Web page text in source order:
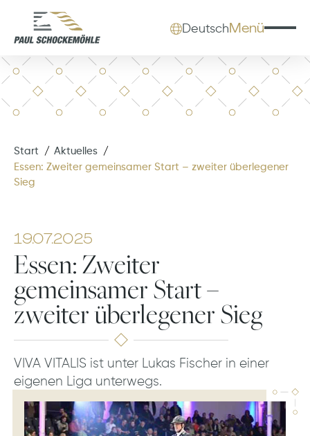
DeutschMenü
Start
Aktuelles
Essen: Zweiter gemeinsamer Start – zweiter überlegener
Sieg
19.07.2025
Essen: Zweiter
gemeinsamer Start –
zweiter überlegener Sieg
VIVA VITALIS ist unter Lukas Fischer in einer
eigenen Liga unterwegs.